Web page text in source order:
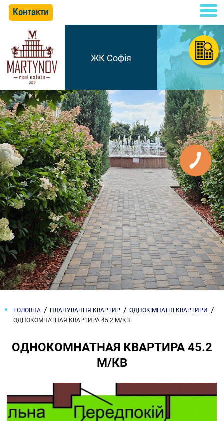
Контакти
ЖК Софія
ГОЛОВНА ПЛАНУВАННЯ КВАРТИР
ОДНОКІМНАТНІ КВАРТИРИ
ОДНОКОМНАТНАЯ КВАРТИРА 45.2 М/КВ
ОДНОКОМНАТНАЯ КВАРТИРА 45.2
М/КВ